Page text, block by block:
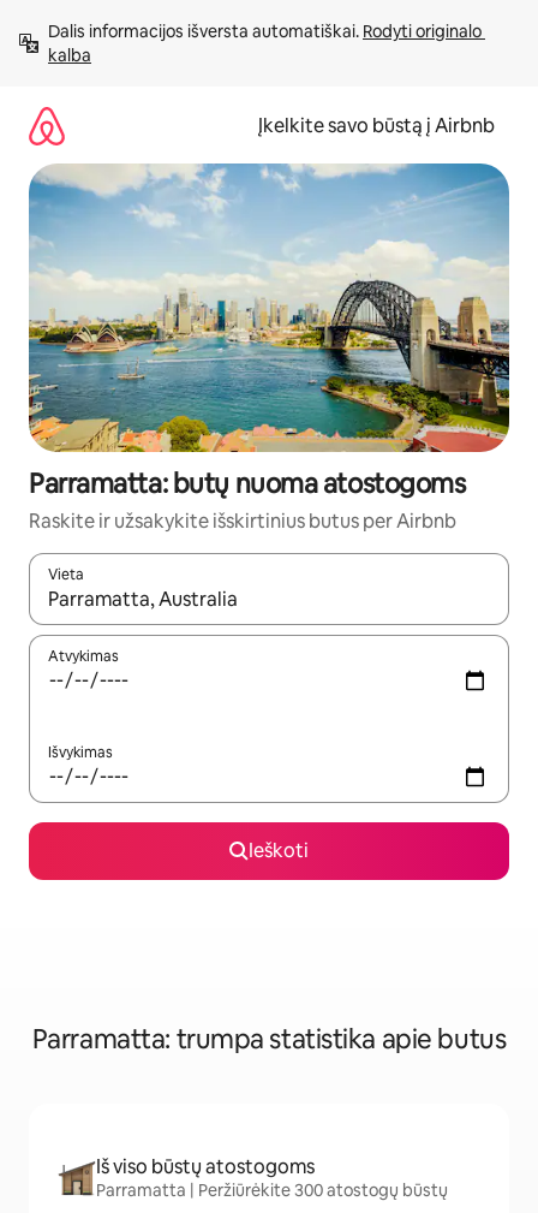
prie
turinio
Dalis informacijos išversta automatiškai. Rodyti originalo
kalba
Įkelkite savo būstą į Airbnb
Parramatta: butų nuoma atostogoms
Raskite ir užsakykite išskirtinius butus per Airbnb
Vieta
Kai pasirodys paieškos rezultatai, juos naršyti galite
Atvykimas
Išvykimas
Ieškoti
Parramatta: trumpa statistika apie butus
Iš viso būstų atostogoms
Parramatta | Peržiūrėkite 300 atostogų būstų